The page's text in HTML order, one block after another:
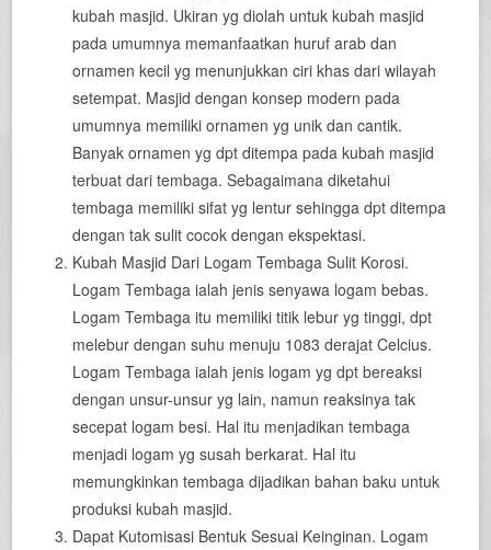
kubah masjid. Ukiran yg diolah untuk kubah masjid
pada umumnya memanfaatkan huruf arab dan
ornamen kecil yg menunjukkan ciri khas dari wilayah
setempat. Masjid dengan konsep modern pada
umumnya memiliki ornamen yg unik dan cantik.
Banyak ornamen yg dpt ditempa pada kubah masjid
terbuat dari tembaga. Sebagaimana diketahui
tembaga memiliki sifat yg lentur sehingga dpt ditempa
dengan tak sulit cocok dengan ekspektasi.
Kubah Masjid Dari Logam Tembaga Sulit Korosi.
Logam Tembaga ialah jenis senyawa logam bebas.
Logam Tembaga itu memiliki titik lebur yg tinggi, dpt
melebur dengan suhu menuju 1083 derajat Celcius.
Logam Tembaga ialah jenis logam yg dpt bereaksi
dengan unsur-unsur yg lain, namun reaksinya tak
secepat logam besi. Hal itu menjadikan tembaga
menjadi logam yg susah berkarat. Hal itu
memungkinkan tembaga dijadikan bahan baku untuk
produksi kubah masjid.
Dapat Kutomisasi Bentuk Sesuai Keinginan. Logam